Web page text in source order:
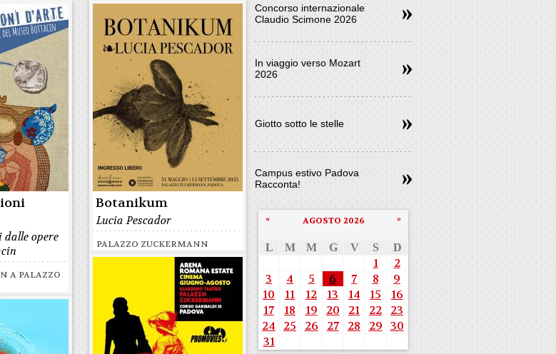
dalle opere
A PALAZZO
Botanikum
Lucia Pescador
PALAZZO ZUCKERMANN
Concorso internazionale
Claudio Scimone 2026
In viaggio verso Mozart
2026
Giotto sotto le stelle
Campus estivo Padova
Racconta!
AGOSTO 2026
« »
L M M G V S D
1
2
3
4 5 6 7 8
9
10
11 12 13 14 15
16
17
18 19 20 21 22
23
24
25 26 27 28 29 30
31